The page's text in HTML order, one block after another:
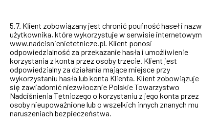
5.7. Klient zobowiązany jest chronić poufność haseł i nazw
użytkownika, które wykorzystuje w serwisie internetowym
www.nadcisnienietetnicze.pl. Klient ponosi
odpowiedzialność za przekazanie hasła i umożliwienie
korzystania z konta przez osoby trzecie. Klient jest
odpowiedzialny za działania mające miejsce przy
wykorzystaniu hasła lub konta Klienta. Klient zobowiązuje
się zawiadomić niezwłocznie Polskie Towarzystwo
Nadciśnienia Tętniczego o korzystaniu z jego konta przez
osoby nieupoważnione lub o wszelkich innych znanych mu
naruszeniach bezpieczeństwa.